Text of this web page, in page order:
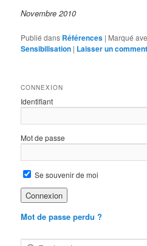
Novembre 2010
Publié dans Références | Marqué
Sensibilisation | Laisser un
CONNEXION
Identifiant
Mot de passe
Se souvenir de moi
Mot de passe perdu ?